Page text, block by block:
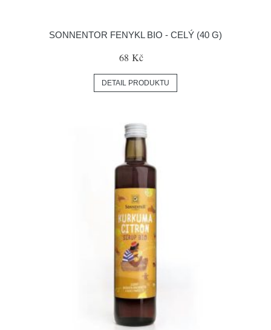
SONNENTOR FENYKL BIO - CELÝ (40 G)
68 Kč
DETAIL PRODUKTU